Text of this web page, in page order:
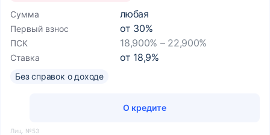
Сумма любая
Первый взнос от 30%
ПСК 18,900% – 22,900%
Ставка от 18,9%
Без справок о доходе
О кредите
Лиц. №53